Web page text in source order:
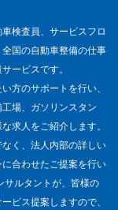
検査員、サービスフロ
国の自動車整備の仕事
ービスです。
方のサポートを行い、
場、ガソリンスタン
求人をご紹介します。
く、法人内部の詳しい
合わせたご提案を行い
サルタントが、皆様の
ビス提案しますので、